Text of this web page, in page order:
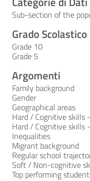
Sub-section of the
Grado Scolastico
Grade 10
Grade 5
Argomenti
Family background
Gender
Geographical areas
Hard / Cognitive skills
Hard / Cognitive skills
Inequalities
Migrant background
Regular school
Soft / Non-cognitive
Top performing